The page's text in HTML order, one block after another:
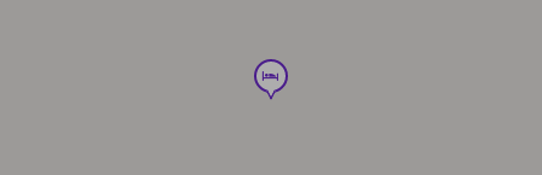
hotel